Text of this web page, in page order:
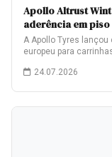
Apollo Altrust
aderência em
A Apollo Tyres lançou
europeu para
24.07.2026